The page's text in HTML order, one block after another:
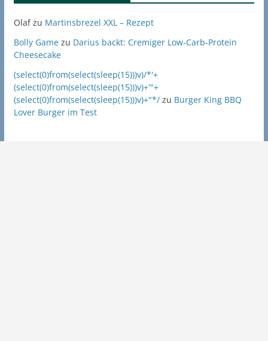
Olafzu Martinsbrezel XXL – Rezept
Bolly Gamezu Darius backt: Cremiger Low-Carb-Protein
Cheesecake
(select(0)from(select(sleep(15)))v)/*'+
(select(0)from(select(sleep(15)))v)+'"+
(select(0)from(select(sleep(15)))v)+"*/zu Burger King BBQ
Lover Burger im Test